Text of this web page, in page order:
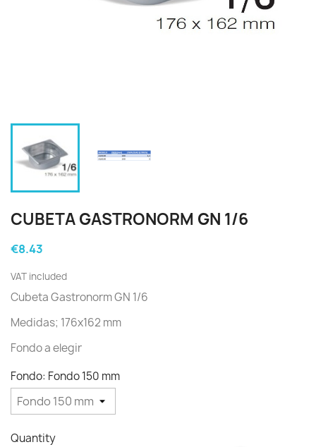
CUBETA GASTRONORM GN 1/6
€8.43
VAT included
Cubeta Gastronorm GN 1/6
Medidas; 176x162 mm
Fondo a elegir
Fondo: Fondo 150 mm
Quantity